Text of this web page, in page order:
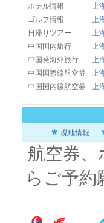
ホテル情報
上
ゴルフ情報
上
日帰りツアー
上
中国国内旅行
上
中国発海外旅行
上
中国国際線航空券
上
中国国内線航空券
上
現地情報
航空券
らご予